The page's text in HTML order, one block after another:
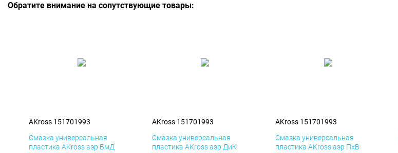
Обратите внимание на сопутствующие товары:
AKross 151701993
Смазка универсальная
пластика AKross аэр БмД
AKross 151701993
Смазка универсальная
пластика AKross аэр ДиК
AKross 151701993
Смазка универсальная
пластика AKross аэр ПхВ